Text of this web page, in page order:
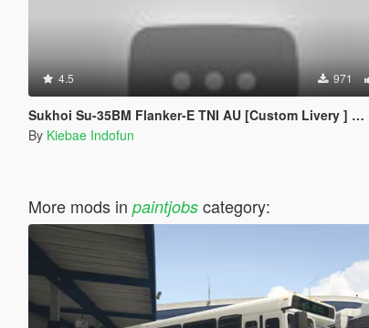
4.5 971
Sukhoi Su-35BM Flanker-E TNI AU [Custom Livery ] HD version 2
By Kiebae Indofun
More mods in paintjobscategory: